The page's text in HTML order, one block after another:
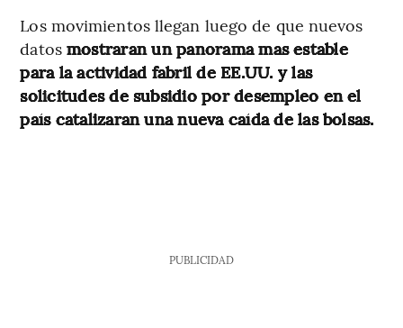
Los movimientos llegan luego de que nuevos
datos mostraran un panorama mas estable
para la actividad fabril de EE.UU. y las
solicitudes de subsidio por desempleo en el
país catalizaran una nueva caída de las bolsas.
PUBLICIDAD